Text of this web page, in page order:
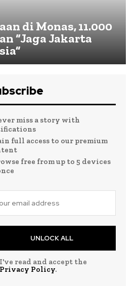
di Monas, 11.000
“Jaga Jakarta
miss a story with
full access to our premium
free from up to 5 devices
UNLOCK ALL
I've read and accept the
Privacy Policy.